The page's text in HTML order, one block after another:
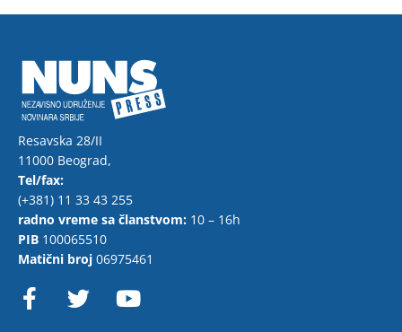
Resavska 28/II
11000 Beograd,
Tel/fax:
(+381) 11 33 43 255
radno vreme sa članstvom: 10 – 16h
PIB 100065510
Matični broj 06975461
F
a w o